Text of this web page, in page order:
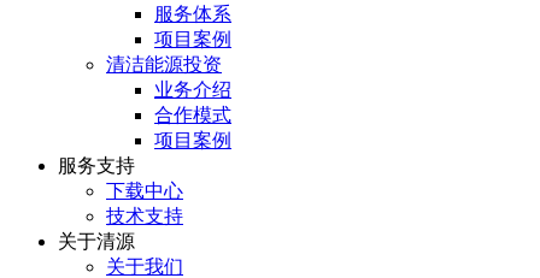
服务体系
项目案例
清洁能源投资
业务介绍
合作模式
项目案例
服务⽀持
下载中心
技术支持
关于清源
关于我们